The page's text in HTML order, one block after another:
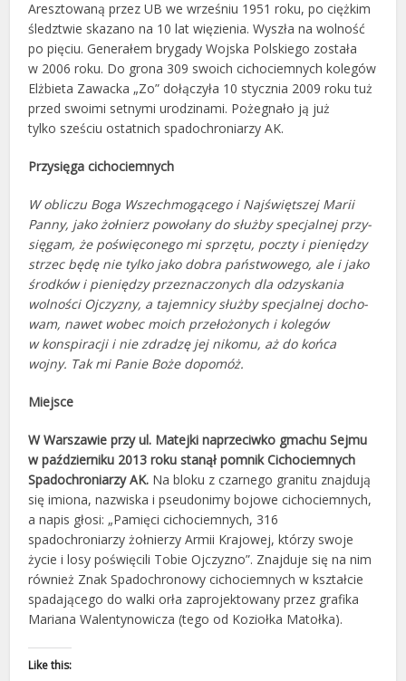
Aresztowaną przez UB we wrześniu 1951 roku, po ciężkim
śledztwie skazano na 10 lat wię­zienia. Wyszła na wolność
po pięciu. Generałem brygady Wojska Polskiego została
w 2006 roku. Do grona 309 swoich cichociemnych kolegów
Elżbieta Zawacka „Zo” dołączyła 10 stycznia 2009 roku tuż
przed swo­imi setnymi urodzinami. Pożegnało ją już
tylko sześciu ostatnich spadochroniarzy AK.
Przysięga cichociemnych
W obliczu Boga Wszechmogącego i Najświętszej Marii
Panny, jako żołnierz powołany do służby specjalnej przy­
sięgam, że poświęconego mi sprzętu, poczty i pieniędzy
strzec będę nie tylko jako dobra państwowego, ale i jako
środków i pieniędzy przeznaczonych dla odzyskania
wolności Ojczyzny, a tajemnicy służby specjalnej docho­
wam, nawet wobec moich przełożonych i kolegów
w konspiracji i nie zdradzę jej nikomu, aż do końca
wojny. Tak mi Panie Boże dopomóż.
Miejsce
W Warszawie przy ul. Matejki naprzeciwko gmachu Sejmu
w październiku 2013 roku stanął pomnik Cicho­ciemnych
Spadochroniarzy AK. Na bloku z czarnego granitu znajdują
się imiona, nazwiska i pseudonimy bojo­we cichociemnych,
a napis głosi: „Pamięci cichociemnych, 316
spadochroniarzy żołnierzy Armii Krajowej, któ­rzy swoje
życie i losy poświęcili Tobie Ojczyzno”. Znajduje się na nim
również Znak Spadochronowy cicho­ciemnych w kształcie
spadającego do walki orła zaprojektowany przez grafika
Mariana Walentynowicza (tego od Koziołka Matołka).
Like this: